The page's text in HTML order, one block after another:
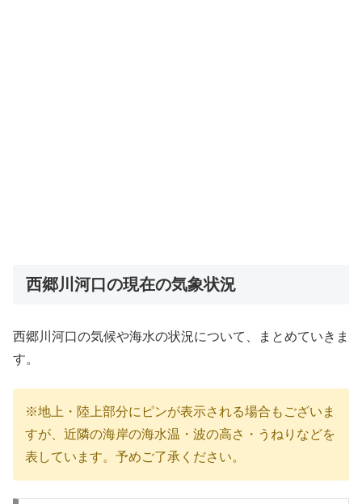
西郷川河口の現在の気象状況
西郷川河口の気候や海水の状況について、まとめていきま
す。
※地上・陸上部分にピンが表示される場合もございま
すが、近隣の海岸の海水温・波の高さ・うねりなどを
表しています。予めご了承ください。